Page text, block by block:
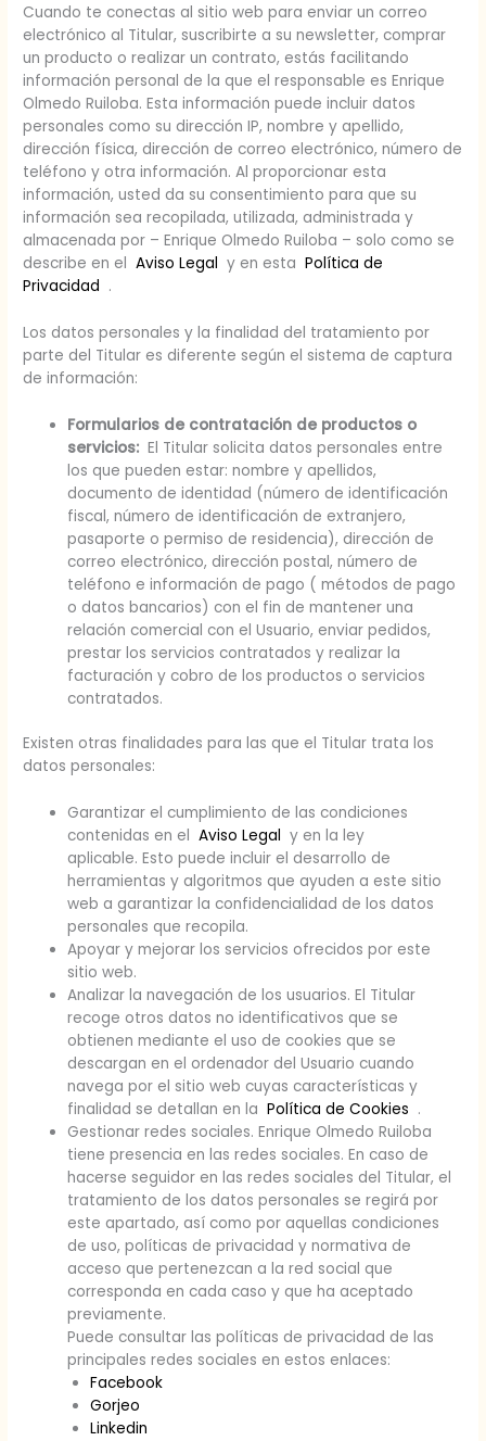
Cuando te conectas al sitio web para enviar un correo
electrónico al Titular, suscribirte a su newsletter, comprar
un producto o realizar un contrato, estás facilitando
información personal de la que el responsable es Enrique
Olmedo Ruiloba. Esta información puede incluir datos
personales como su dirección IP, nombre y apellido,
dirección física, dirección de correo electrónico, número de
teléfono y otra información. Al proporcionar esta
información, usted da su consentimiento para que su
información sea recopilada, utilizada, administrada y
almacenada por – Enrique Olmedo Ruiloba – solo como se
describe en elAviso Legal y en estaPolítica de
Privacidad .
Los datos personales y la finalidad del tratamiento por
parte del Titular es diferente según el sistema de captura
de información:
Formularios de contratación de productos o
servicios: El Titular solicita datos personales entre
los que pueden estar: nombre y apellidos,
documento de identidad (número de identificación
fiscal, número de identificación de extranjero,
pasaporte o permiso de residencia), dirección de
correo electrónico, dirección postal, número de
teléfono e información de pago ( métodos de pago
o datos bancarios) con el fin de mantener una
relación comercial con el Usuario, enviar pedidos,
prestar los servicios contratados y realizar la
facturación y cobro de los productos o servicios
contratados.
Existen otras finalidades para las que el Titular trata los
datos personales:
Garantizar el cumplimiento de las condiciones
contenidas en elAviso Legal y en la ley
aplicable. Esto puede incluir el desarrollo de
herramientas y algoritmos que ayuden a este sitio
web a garantizar la confidencialidad de los datos
personales que recopila.
Apoyar y mejorar los servicios ofrecidos por este
sitio web.
Analizar la navegación de los usuarios. El Titular
recoge otros datos no identificativos que se
obtienen mediante el uso de cookies que se
descargan en el ordenador del Usuario cuando
navega por el sitio web cuyas características y
finalidad se detallan en laPolítica de Cookies .
Gestionar redes sociales. Enrique Olmedo Ruiloba
tiene presencia en las redes sociales. En caso de
hacerse seguidor en las redes sociales del Titular, el
tratamiento de los datos personales se regirá por
este apartado, así como por aquellas condiciones
de uso, políticas de privacidad y normativa de
acceso que pertenezcan a la red social que
corresponda en cada caso y que ha aceptado
previamente.
Puede consultar las políticas de privacidad de las
principales redes sociales en estos enlaces:
Facebook
Gorjeo
Linkedin